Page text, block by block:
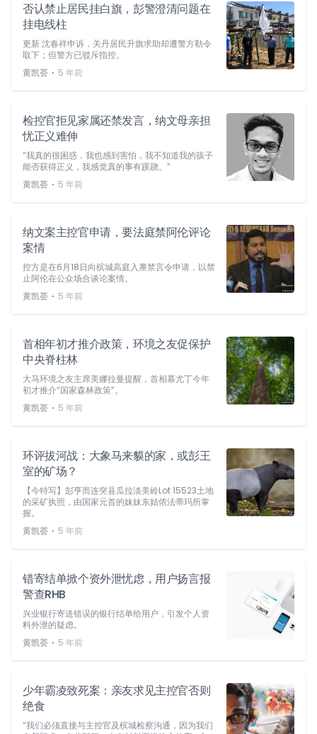
否认禁止居民挂白旗，彭警澄清问题在
挂电线柱
更新 沈春祥申诉，关丹居民升旗求助却遭警方勒令
取下；但警方已驳斥指控。
黄凯荟 ⋅ 5 年前
检控官拒见家属还禁发言，纳文母亲担
忧正义难伸
“我真的很困惑，我也感到害怕，我不知道我的孩子
能否获得正义，我感觉真的事有蹊跷。”
黄凯荟 ⋅ 5 年前
纳文案主控官申请，要法庭禁阿伦评论
案情
控方是在6月18日向槟城高庭入禀禁言令申请，以禁
止阿伦在公众场合谈论案情。
黄凯荟 ⋅ 5 年前
首相年初才推介政策，环境之友促保护
中央脊柱林
大马环境之友主席美娜拉曼提醒，首相慕尤丁今年
初才推介“国家森林政策”。
黄凯荟 ⋅ 5 年前
环评拔河战：大象马来貘的家，或彭王
室的矿场？
【今特写】彭亨而连突县瓜拉淡美岭Lot 15523土地
的采矿执照，由国家元首的妹妹东姑侬法蒂玛所掌
握。
黄凯荟 ⋅ 5 年前
错寄结单掀个资外泄忧虑，用户扬言报
警查RHB
兴业银行寄送错误的银行结单给用户，引发个人资
料外泄的疑虑。
黄凯荟 ⋅ 5 年前
少年霸凌致死案：亲友求见主控官否则
绝食
“我们必须直接与主控官及槟城检察沟通，因为我们